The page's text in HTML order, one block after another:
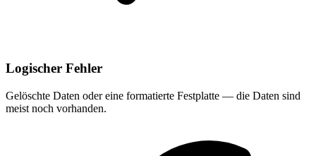
Logischer Fehler
Gelöschte Daten oder eine formatierte Festplatte — die Daten sind
meist noch vorhanden.